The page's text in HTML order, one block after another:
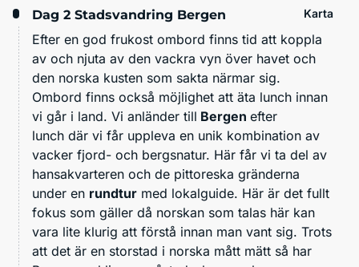
Dag 2 Stadsvandring Bergen Karta
Efter en god frukost ombord finns tid att koppla
av och njuta av den vackra vyn över havet och
den norska kusten som sakta närmar sig.
Ombord finns också möjlighet att äta lunch innan
vi går i land. Vi anländer till Bergen efter
lunch där vi får uppleva en unik kombination av
vacker fjord- och bergsnatur. Här får vi ta del av
hansakvarteren och de pittoreska gränderna
under en rundtur med lokalguide. Här är det fullt
fokus som gäller då norskan som talas här kan
vara lite klurig att förstå innan man vant sig. Trots
att det är en storstad i norska mått mätt så har